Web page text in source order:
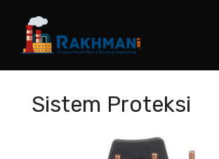
content
Sistem Proteksi